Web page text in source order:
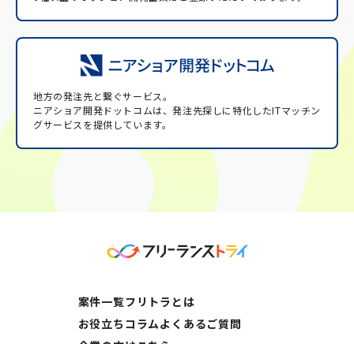
地方の発注先と繋ぐサービス。
ニアショア開発ドットコムは、発注先探しに特化したITマッチン
グサービスを提供しています。
案件一覧フリトラとは
お役立ちコラムよくあるご質問